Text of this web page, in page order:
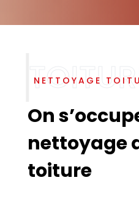
NETTOYAGE
On
nettoyage
toiture